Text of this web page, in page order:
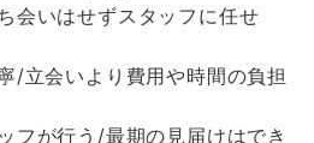
会いはせずスタッフに任せ
/立会いより費用や時間の負担
フが行う/最期の見届けはでき